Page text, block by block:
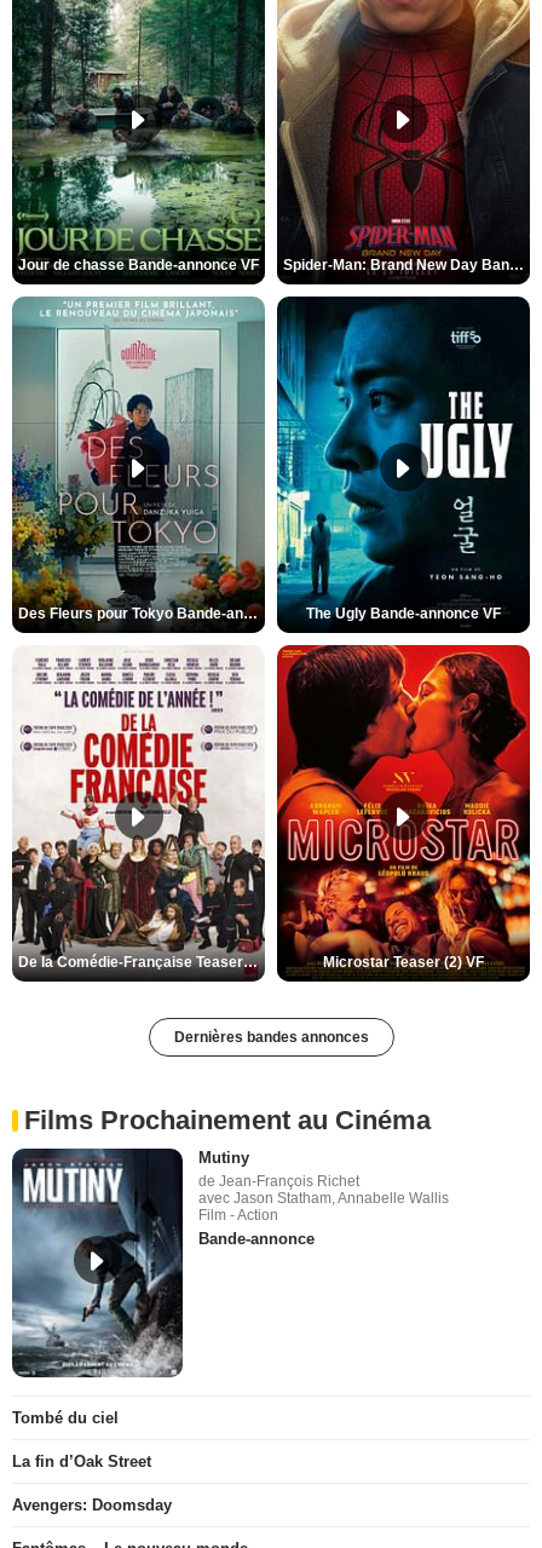
Jour de chasse Bande-annonce VF Spider-Man: Brand New Day Bande-annonce (3) VO STFR
Des Fleurs pour Tokyo Bande-annonce VO STFR The Ugly Bande-annonce VF
De la Comédie-Française Teaser (3) VF Microstar Teaser (2) VF
Dernières bandes annonces
Films Prochainement au Cinéma
Mutiny
de Jean-François Richet
avec Jason Statham, Annabelle Wallis
Film - Action
Bande-annonce
Tombé du ciel
La fin d’Oak Street
Avengers: Doomsday